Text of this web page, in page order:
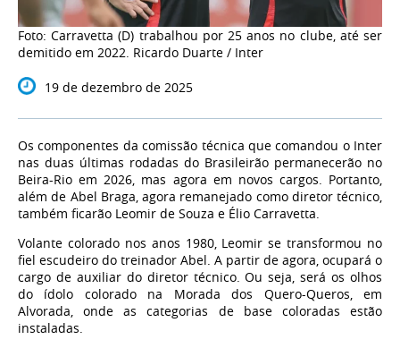
Foto: Carravetta (D) trabalhou por 25 anos no clube, até ser
demitido em 2022. Ricardo Duarte / Inter
19 de dezembro de 2025
Os componentes da comissão técnica que comandou o Inter
nas duas últimas rodadas do Brasileirão permanecerão no
Beira-Rio em 2026, mas agora em novos cargos. Portanto,
além de Abel Braga, agora remanejado como diretor técnico,
também ficarão Leomir de Souza e Élio Carravetta.
Volante colorado nos anos 1980, Leomir se transformou no
fiel escudeiro do treinador Abel. A partir de agora, ocupará o
cargo de auxiliar do diretor técnico. Ou seja, será os olhos
do ídolo colorado na Morada dos Quero-Queros, em
Alvorada, onde as categorias de base coloradas estão
instaladas.